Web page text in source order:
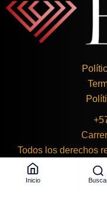
+
Todos los derechos
Inicio
Alejandra R. de